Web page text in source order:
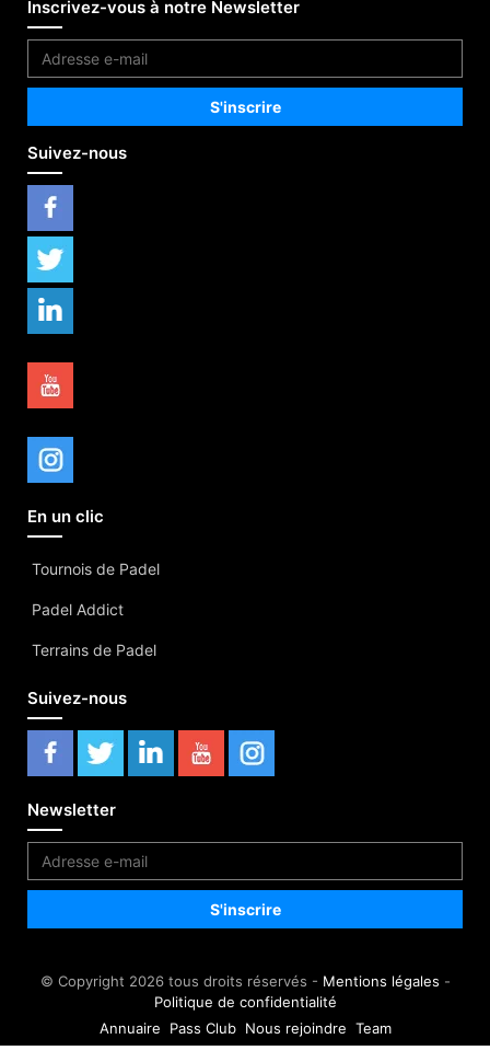
Inscrivez-vous à notre Newsletter
Suivez-nous
En un clic
Tournois de Padel
Padel Addict
Terrains de Padel
Suivez-nous
Newsletter
© Copyright 2026 tous droits réservés - Mentions légales -
Politique de confidentialité
Annuaire
Pass Club Nous rejoindre Team